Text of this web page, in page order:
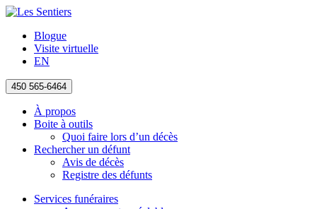
Blogue
Visite virtuelle
EN
450 565-6464
À propos
Boite à outils
Quoi faire lors d’un décès
Rechercher un défunt
Avis de décès
Registre des défunts
Services funéraires